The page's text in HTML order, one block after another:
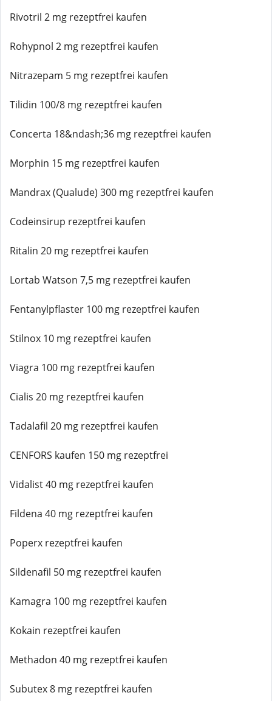
Rivotril 2 mg rezeptfrei kaufen
Rohypnol 2 mg rezeptfrei kaufen
Nitrazepam 5 mg rezeptfrei kaufen
Tilidin 100/8 mg rezeptfrei kaufen
Concerta 18&ndash;36 mg rezeptfrei kaufen
Morphin 15 mg rezeptfrei kaufen
Mandrax (Qualude) 300 mg rezeptfrei kaufen
Codeinsirup rezeptfrei kaufen
Ritalin 20 mg rezeptfrei kaufen
Lortab Watson 7,5 mg rezeptfrei kaufen
Fentanylpflaster 100 mg rezeptfrei kaufen
Stilnox 10 mg rezeptfrei kaufen
Viagra 100 mg rezeptfrei kaufen
Cialis 20 mg rezeptfrei kaufen
Tadalafil 20 mg rezeptfrei kaufen
CENFORS kaufen 150 mg rezeptfrei
Vidalist 40 mg rezeptfrei kaufen
Fildena 40 mg rezeptfrei kaufen
Poperx rezeptfrei kaufen
Sildenafil 50 mg rezeptfrei kaufen
Kamagra 100 mg rezeptfrei kaufen
Kokain rezeptfrei kaufen
Methadon 40 mg rezeptfrei kaufen
Subutex 8 mg rezeptfrei kaufen